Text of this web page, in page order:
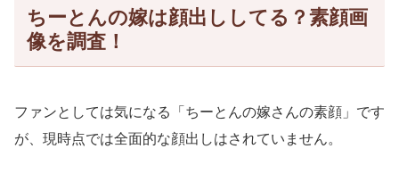
ちーとんの嫁は顔出ししてる？素顔画
像を調査！
ファンとしては気になる「ちーとんの嫁さんの素顔」です
が、現時点では全面的な顔出しはされていません。